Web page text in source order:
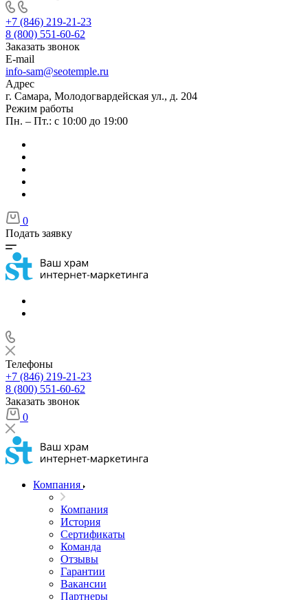
+7 (846) 219-21-23
8 (800) 551-60-62
Заказать звонок
E-mail
info-sam@seotemple.ru
Адрес
г. Самара, Молодогвардейская ул., д. 204
Режим работы
Пн. – Пт.: с 10:00 до 19:00
0
Подать заявку
Телефоны
+7 (846) 219-21-23
8 (800) 551-60-62
Заказать звонок
0
Компания
Компания
История
Сертификаты
Команда
Отзывы
Гарантии
Вакансии
Партнеры